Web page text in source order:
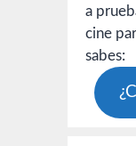
a
cine
sabes: